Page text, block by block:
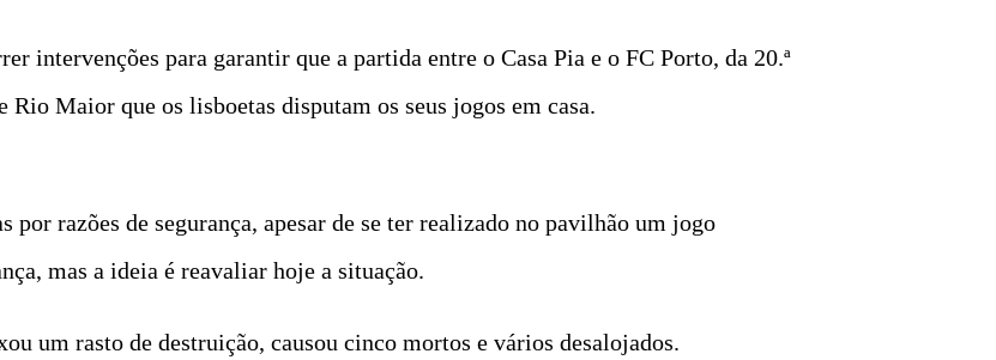
intervenções para garantir que a partida entre o Casa Pia e o FC Porto, da 20.ª
Maior que os lisboetas disputam os seus jogos em casa.
razões de segurança, apesar de se ter realizado no pavilhão um jogo
mas a ideia é reavaliar hoje a situação.
um rasto de destruição, causou cinco mortos e vários desalojados.